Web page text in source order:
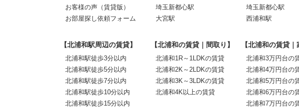
お客様の声（賃貸版）
お部屋探し依頼フォーム
埼玉新都心駅
大宮駅
埼玉新都心駅
西浦和駅
【北浦和駅周辺の賃貸】
北浦和駅徒歩3分以内
北浦和駅徒歩5分以内
北浦和駅徒歩7分以内
北浦和駅徒歩10分以内
北浦和駅徒歩15分以内
【北浦和の賃貸｜間取り】
北浦和1R～1LDKの賃貸
北浦和2K～2LDKの賃貸
北浦和3K～3LDKの賃貸
北浦和4K以上の賃貸
【北浦和の賃貸｜
北浦和3万円台の
北浦和4万円台の
北浦和5万円台の
北浦和6万円台の
北浦和7万円台の